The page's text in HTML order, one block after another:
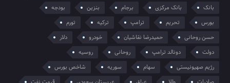
بانک
بانک مرکزی برجام بنزین
بودجه
بورس
تحریم ترامپ ترکیه
تورم
حسن روحانی
حمیدرضا نقاشیان خودرو
دلار
دولت
دونالد ترامپ روحانی
روسیه
رژیم صهیونیستی
سهام سوریه
شاخص بورس